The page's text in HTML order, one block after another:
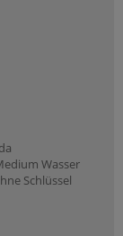
Wasser
Schlüssel